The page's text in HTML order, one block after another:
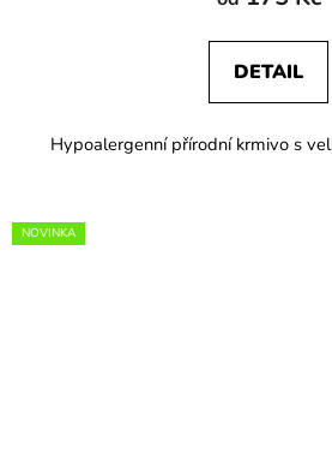
DETAIL
Hypoalergenní přírodní krmivo s
NOVINKA